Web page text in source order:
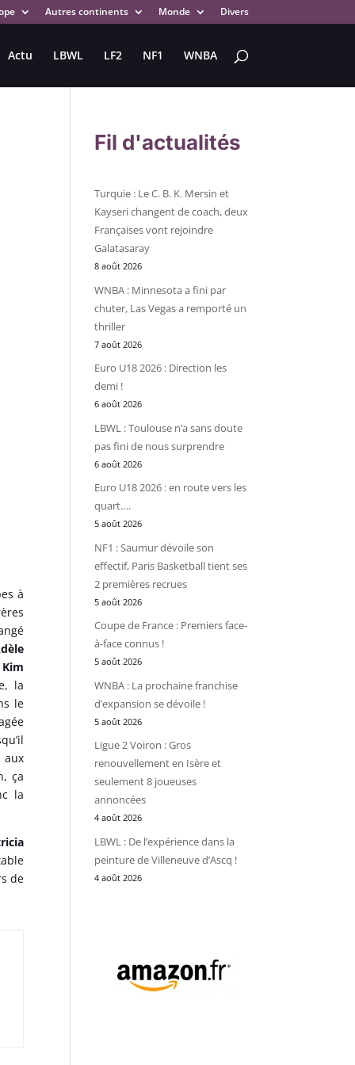
Autres continents Monde Divers
Actu LBWL LF2 NF1 WNBA
à
Kim
la
le
aux
ça
la
de
Fil d'actualités
Turquie : Le C. B. K. Mersin et
Kayseri changent de coach, deux
Françaises vont rejoindre
Galatasaray
8 août 2026
WNBA : Minnesota a fini par
chuter, Las Vegas a remporté un
thriller
7 août 2026
Euro U18 2026 : Direction les
demi !
6 août 2026
LBWL : Toulouse n’a sans doute
pas fini de nous surprendre
6 août 2026
Euro U18 2026 : en route vers les
quart….
5 août 2026
NF1 : Saumur dévoile son
effectif, Paris Basketball tient ses
2 premières recrues
5 août 2026
Coupe de France : Premiers face-
à-face connus !
5 août 2026
WNBA : La prochaine franchise
d’expansion se dévoile !
5 août 2026
Ligue 2 Voiron : Gros
renouvellement en Isère et
seulement 8 joueuses
annoncées
4 août 2026
LBWL : De l’expérience dans la
peinture de Villeneuve d’Ascq !
4 août 2026